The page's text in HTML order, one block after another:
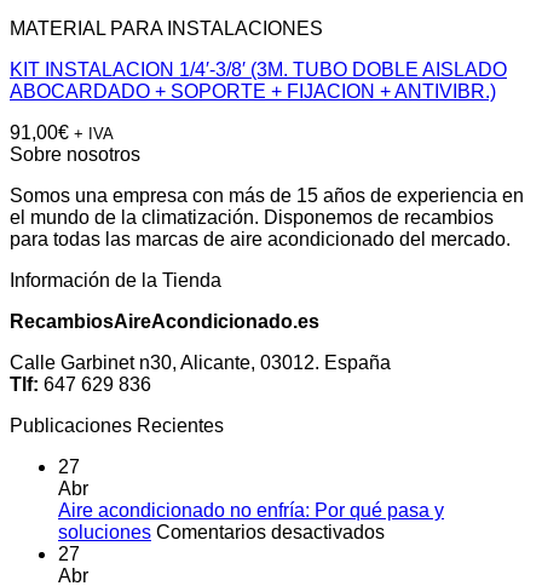
MATERIAL PARA INSTALACIONES
KIT INSTALACION 1/4′-3/8′ (3M. TUBO DOBLE AISLADO
ABOCARDADO + SOPORTE + FIJACION + ANTIVIBR.)
91,00€ + IVA
Sobre nosotros
Somos una empresa con más de 15 años de experiencia en
el mundo de la climatización. Disponemos de recambios
para todas las marcas de aire acondicionado del mercado.
Información de la Tienda
RecambiosAireAcondicionado.es
Calle Garbinet n30, Alicante, 03012. España
Tlf: 647 629 836
Publicaciones Recientes
27
Abr
Aire acondicionado no enfría: Por qué pasa y
soluciones Comentarios desactivadosen
27
Abr